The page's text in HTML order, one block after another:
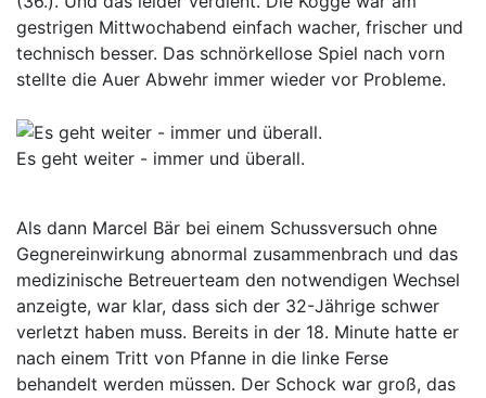
gestrigen Mittwochabend einfach wacher, frischer und
technisch besser. Das schnörkellose Spiel nach vorn
stellte die Auer Abwehr immer wieder vor Probleme.
Es geht weiter - immer und überall.
Als dann Marcel Bär bei einem Schussversuch ohne
Gegnereinwirkung abnormal zusammenbrach und das
medizinische Betreuerteam den notwendigen Wechsel
anzeigte, war klar, dass sich der 32-Jährige schwer
verletzt haben muss. Bereits in der 18. Minute hatte er
nach einem Tritt von Pfanne in die linke Ferse
behandelt werden müssen. Der Schock war groß, das